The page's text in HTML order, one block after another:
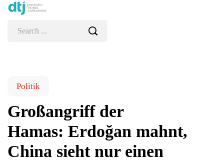
Politik
Großangriff der
Hamas: Erdoğan mahnt,
China sieht nur einen